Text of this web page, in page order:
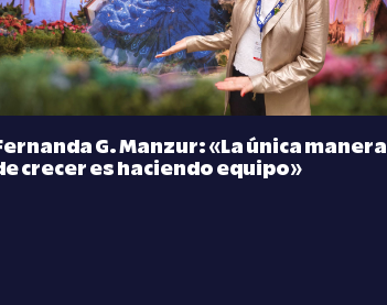
G. Manzur: «La única manera
crecer es haciendo equipo»